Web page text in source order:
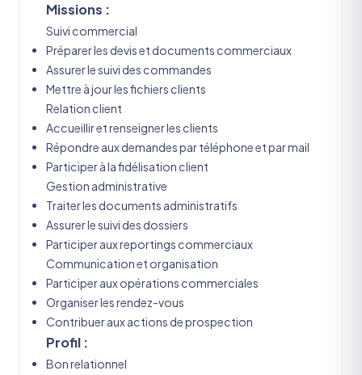
Missions :
Suivi commercial
Préparer les devis et documents commerciaux
Assurer le suivi des commandes
Mettre à jour les fichiers clients
Relation client
Accueillir et renseigner les clients
Répondre aux demandes par téléphone et par mail
Participer à la fidélisation client
Gestion administrative
Traiter les documents administratifs
Assurer le suivi des dossiers
Participer aux reportings commerciaux
Communication et organisation
Participer aux opérations commerciales
Organiser les rendez-vous
Contribuer aux actions de prospection
Profil :
Bon relationnel